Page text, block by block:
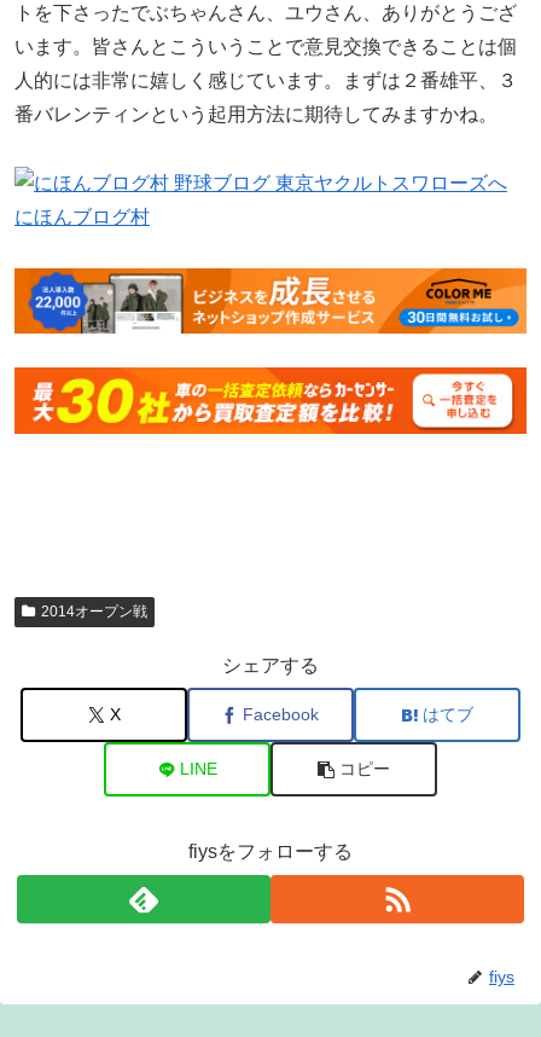
トを下さったでぶちゃんさん、ユウさん、ありがとうござ
います。皆さんとこういうことで意見交換できることは個
人的には非常に嬉しく感じています。まずは２番雄平、３
番バレンティンという起用方法に期待してみますかね。
にほんブログ村
2014オープン戦
シェアする
X Facebook はてブ
LINE コピー
fiysをフォローする
fiys